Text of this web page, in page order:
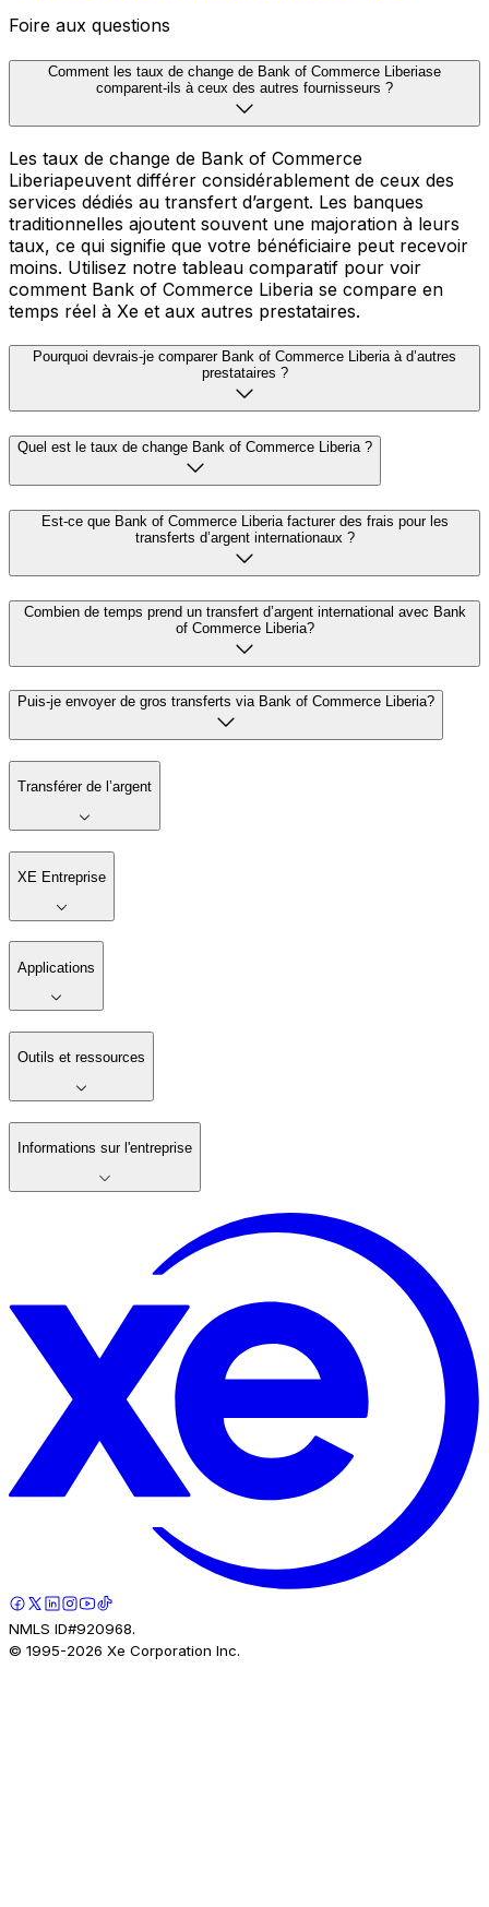
Foire aux questions
Comment les taux de change de Bank of Commerce Liberiase
comparent-ils à ceux des autres fournisseurs ?
Les taux de change de Bank of Commerce
Liberiapeuvent différer considérablement de ceux des
services dédiés au transfert d’argent. Les banques
traditionnelles ajoutent souvent une majoration à leurs
taux, ce qui signifie que votre bénéficiaire peut recevoir
moins. Utilisez notre tableau comparatif pour voir
comment Bank of Commerce Liberia se compare en
temps réel à Xe et aux autres prestataires.
Pourquoi devrais-je comparer Bank of Commerce Liberia à d’autres
prestataires ?
Quel est le taux de change Bank of Commerce Liberia ?
Est-ce que Bank of Commerce Liberia facturer des frais pour les
transferts d’argent internationaux ?
Combien de temps prend un transfert d’argent international avec Bank
of Commerce Liberia?
Puis-je envoyer de gros transferts via Bank of Commerce Liberia?
Transférer de l’argent
XE Entreprise
Applications
Outils et ressources
Informations sur l'entreprise
NMLS ID#920968.
© 1995-2026 Xe Corporation Inc.